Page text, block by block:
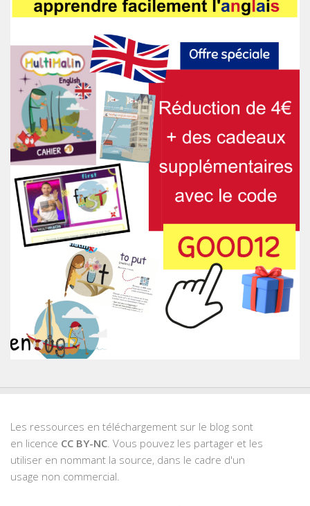
Les ressources en téléchargement sur le blog sont
en licence CC BY-NC. Vous pouvez les partager et les
utiliser en nommant la source, dans le cadre d'un
usage non commercial.